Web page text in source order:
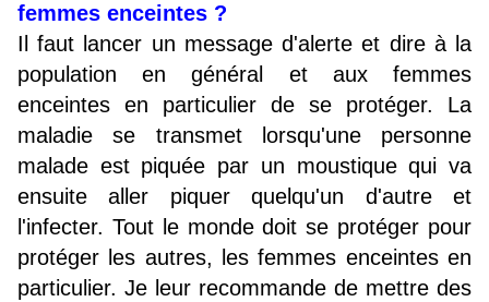
femmes enceintes ?
Il faut lancer un message d'alerte et dire à la
population en général et aux femmes
enceintes en particulier de se protéger. La
maladie se transmet lorsqu'une personne
malade est piquée par un moustique qui va
ensuite aller piquer quelqu'un d'autre et
l'infecter. Tout le monde doit se protéger pour
protéger les autres, les femmes enceintes en
particulier. Je leur recommande de mettre des